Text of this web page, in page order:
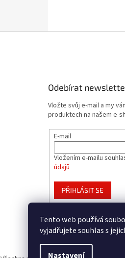
Tento web používá
vyjadřujete souhlas s
Nastavení
Odebírat
Vložte svůj e-mail a my
produktech na našem e-
E-mail
Vložením e-mailu
údajů
PŘIHLÁSIT SE